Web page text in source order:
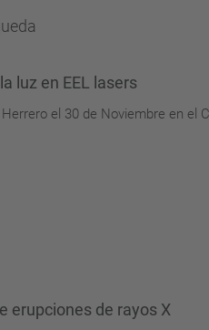
luz en EEL lasers
el 30 de Noviembre en el
erupciones de rayos X